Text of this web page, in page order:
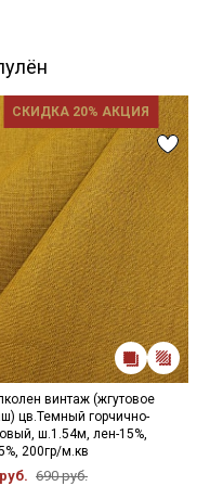
СКИДКА 20% АКЦИЯ
винтаж (жгутовое
цв.Темный горчично-
ш.1.54м, лен-15%,
200гр/м.кв
690 руб.